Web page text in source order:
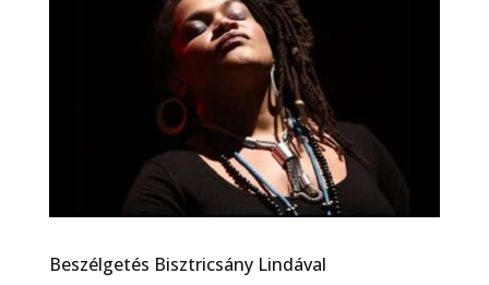
Beszélgetés Bisztricsány Lindával